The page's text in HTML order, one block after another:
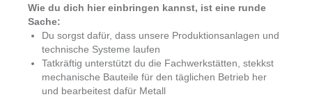
Wie du dich hier einbringen kannst, ist eine runde
Sache:
Du sorgst dafür, dass unsere Produktionsanlagen und
technische Systeme laufen
Tatkräftig unterstützt du die Fachwerkstätten, stekkst
mechanische Bauteile für den täglichen Betrieb her
und bearbeitest dafür Metall